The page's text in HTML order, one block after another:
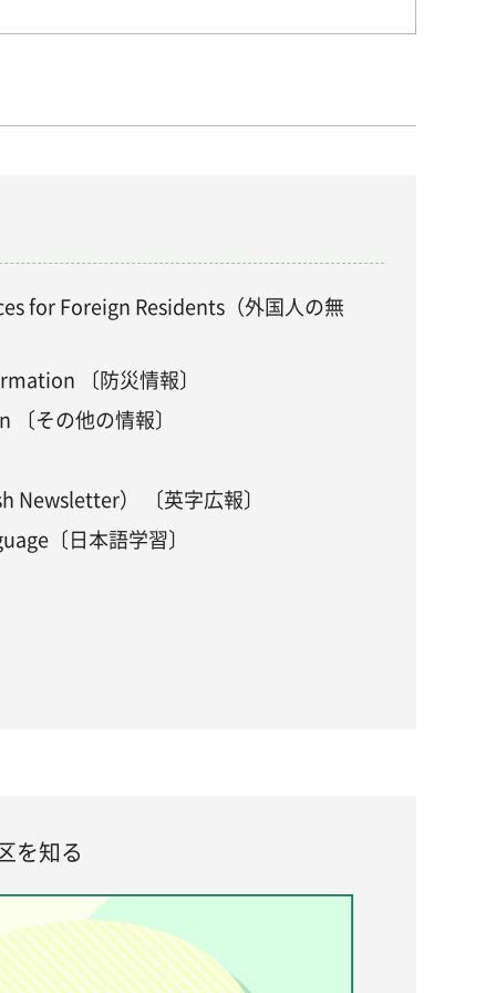
for Foreign Residents（外国人の無
〔防災情報〕
その他の情報〕
） 〔英字広報〕
〔日本語学習〕
を知る